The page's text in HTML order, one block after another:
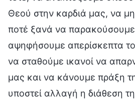
Θεού στην καρδιά μας, να
ποτέ ξανά να
αψηφήσουμε απερίσκεπτα
να σταθούμε ικανοί να
μας και να κάνουμε πράξη
υποστεί αλλαγή η διάθεση